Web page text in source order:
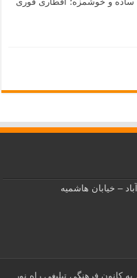
– خیابان هاشمیه
کانون فرهنگی تبلیغی راه نور